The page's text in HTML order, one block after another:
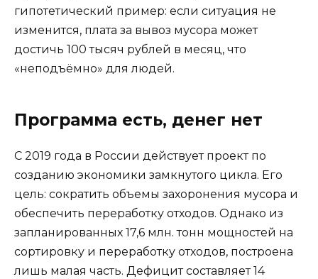
гипотетический пример: если ситуация не
изменится, плата за вывоз мусора может
достичь 100 тысяч рублей в месяц, что
«неподъёмно» для людей.
Программа есть, денег нет
С 2019 года в России действует проект по
созданию экономики замкнутого цикла. Его
цель: сократить объемы захоронения мусора и
обеспечить переработку отходов. Однако из
запланированных 17,6 млн. тонн мощностей на
сортировку и переработку отходов, построена
лишь малая часть. Дефицит составляет 14